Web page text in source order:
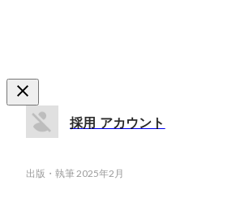
採用 アカウント
出版・執筆2025年2月